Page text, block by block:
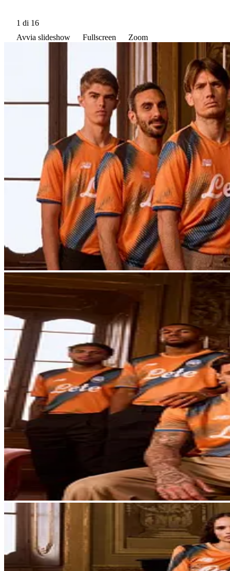
1 di 16
Avvia slideshow
Fullscreen Zoom